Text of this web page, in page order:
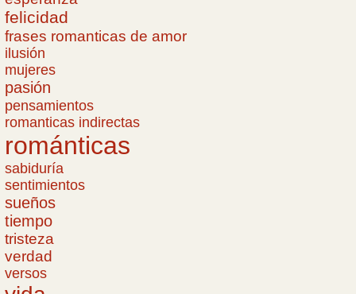
felicidad
frases romanticas de amor
ilusión
mujeres
pasión
pensamientos
romanticas indirectas
románticas
sabiduría
sentimientos
sueños
tiempo
tristeza
verdad
versos